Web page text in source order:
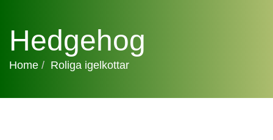
Hedgehog
Home Roliga igelkottar